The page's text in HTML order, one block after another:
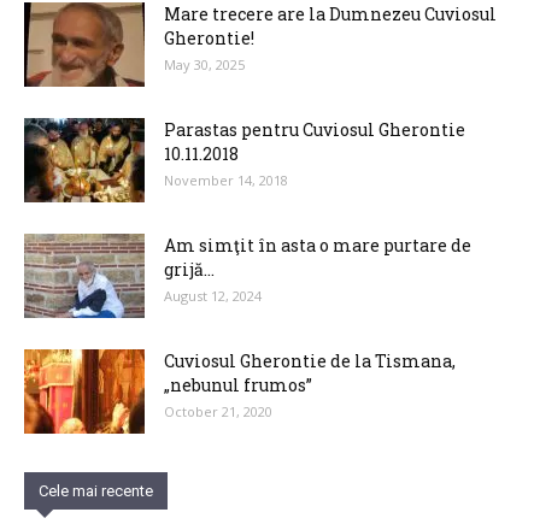
Mare trecere are la Dumnezeu Cuviosul
Gherontie!
May 30, 2025
Parastas pentru Cuviosul Gherontie
10.11.2018
November 14, 2018
Am simţit în asta o mare purtare de
grijă…
August 12, 2024
Cuviosul Gherontie de la Tismana,
„nebunul frumos”
October 21, 2020
Cele mai recente